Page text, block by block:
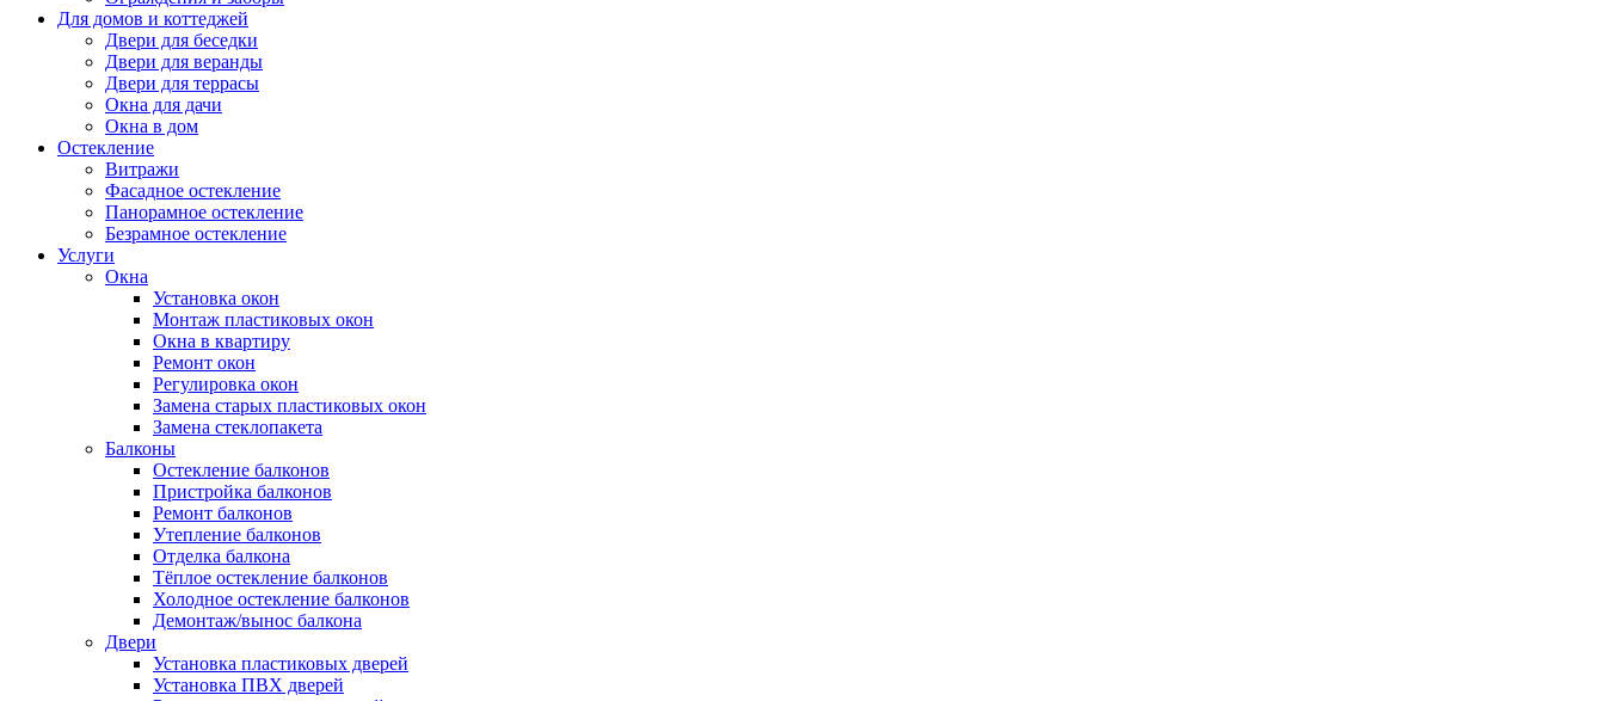
Для домов и коттеджей
Двери для беседки
Двери для веранды
Двери для террасы
Окна для дачи
Окна в дом
Остекление
Витражи
Фасадное остекление
Панорамное остекление
Безрамное остекление
Услуги
Окна
Установка окон
Монтаж пластиковых окон
Окна в квартиру
Ремонт окон
Регулировка окон
Замена старых пластиковых окон
Замена стеклопакета
Балконы
Остекление балконов
Пристройка балконов
Ремонт балконов
Утепление балконов
Отделка балкона
Тёплое остекление балконов
Холодное остекление балконов
Демонтаж/вынос балкона
Двери
Установка пластиковых дверей
Установка ПВХ дверей